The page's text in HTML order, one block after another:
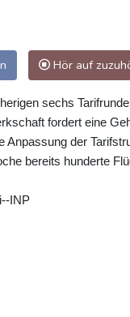
Hör auf
sechs
fordert eine
Anpassung der
bereits hunderte
INP